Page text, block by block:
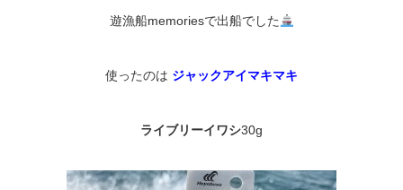
遊漁船memoriesで出船でした
使ったのは ジャックアイマキマキ
ライブリーイワシ30g